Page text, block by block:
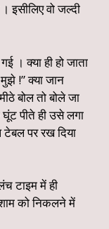
इसीलिए वो जल्दी
। क्या ही हो जाता
!” क्या जान
बोल तो बोले जा
पीते ही उसे लगा
पर रख दिया
टाइम में ही
शाम को निकलने में